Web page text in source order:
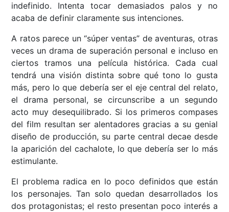
indefinido. Intenta tocar demasiados palos y no
acaba de definir claramente sus intenciones.
A ratos parece un “súper ventas” de aventuras, otras
veces un drama de superación personal e incluso en
ciertos tramos una película histórica. Cada cual
tendrá una visión distinta sobre qué tono lo gusta
más, pero lo que debería ser el eje central del relato,
el drama personal, se circunscribe a un segundo
acto muy desequilibrado. Si los primeros compases
del film resultan ser alentadores gracias a su genial
diseño de producción, su parte central decae desde
la aparición del cachalote, lo que debería ser lo más
estimulante.
El problema radica en lo poco definidos que están
los personajes. Tan solo quedan desarrollados los
dos protagonistas; el resto presentan poco interés a